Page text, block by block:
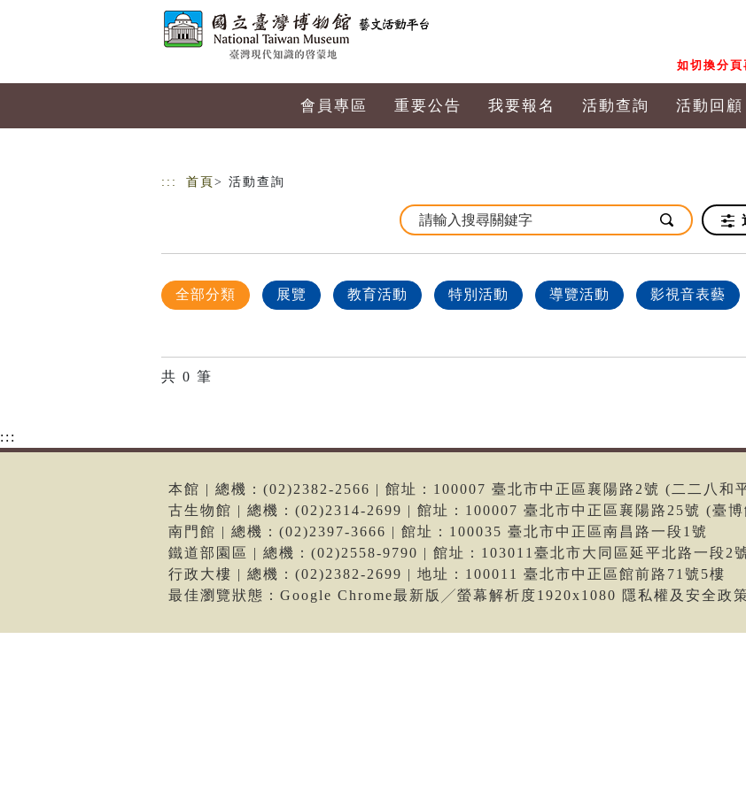
如切換分
會員專區 重要公告 我要報名 活動查詢 活動回顧
::: 首頁 > 活動查詢
全部分類 展覽 教育活動 特別活動 導覽活動 影視音表藝
共 0 筆
:::
本館 | 總機：(02)2382-2566 | 館址：100007 臺北市中正區襄陽路2號 (二二八和
古生物館 | 總機：(02)2314-2699 | 館址：100007 臺北市中正區襄陽路25號 (臺
南門館 | 總機：(02)2397-3666 | 館址：100035 臺北市中正區南昌路一段1號
鐵道部園區 | 總機：(02)2558-9790 | 館址：103011臺北市大同區延平北路一段2
行政大樓 | 總機：(02)2382-2699 | 地址：100011 臺北市中正區館前路71號5樓
最佳瀏覽狀態：Google Chrome最新版╱螢幕解析度1920x1080 隱私權及安全政